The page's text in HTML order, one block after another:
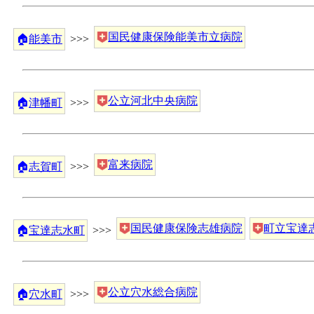
🏠能美市 >>> 国民健康保険能美市立病院
🏠津幡町 >>> 公立河北中央病院
🏠志賀町 >>> 富来病院
🏠宝達志水町 >>> 国民健康保険志雄病院 町立宝達
🏠穴水町 >>> 公立穴水総合病院